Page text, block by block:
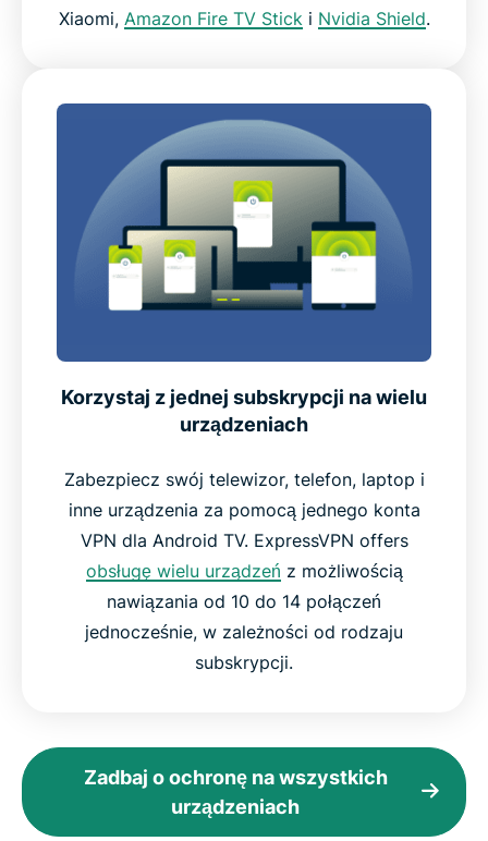
Xiaomi, Amazon Fire TV Stick i Nvidia Shield.
Korzystaj z jednej subskrypcji na wielu
urządzeniach
Zabezpiecz swój telewizor, telefon, laptop i
inne urządzenia za pomocą jednego konta
VPN dla Android TV. ExpressVPN offers
obsługę wielu urządzeń z możliwością
nawiązania od 10 do 14 połączeń
jednocześnie, w zależności od rodzaju
subskrypcji.
Zadbaj o ochronę na wszystkich
urządzeniach